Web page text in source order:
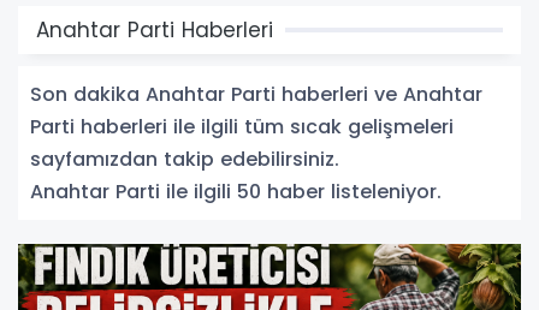
Anahtar Parti Haberleri
Son dakika Anahtar Parti haberleri ve Anahtar
Parti haberleri ile ilgili tüm sıcak gelişmeleri
sayfamızdan takip edebilirsiniz.
Anahtar Parti ile ilgili 50 haber listeleniyor.